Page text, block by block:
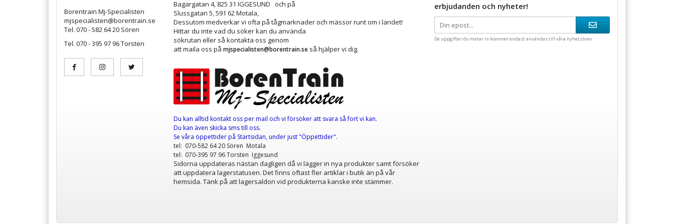
Borentrain Mj-Specialisten
mjspecialisten@borentrain.se
Tel. 070 - 582 64 20 Sören
Tel. 070 - 395 97 96 Torsten
Bagargatan 4, 825 31 IGGESUND och på
Slussgatan 5, 591 62 Motala,
Dessutom medverkar vi ofta på tågmarknader och mässor runt om i landet!
Hittar du inte vad du söker kan du använda
sökrutan eller så kontakta oss genom
att maila oss på mjspecialisten@borentrain.se så hjälper vi dig.
Du kan alltid kontakt oss per mail och vi försöker att svara så fort vi kan.
Du kan även skicka sms till oss.
Se våra öppettiderpå Startsidan, under just "Öppettider".
tel: 070-582 64 20 Sören Motala
tel: 070-395 97 96 Torsten Iggesund
Sidorna uppdateras nästan dagligen då vi lägger in nya produkter samt försöker
att uppdatera lagerstatusen. Det finns oftast fler artiklar i butik än på vår
hemsida. Tänk på att lagersaldon vid produkterna kanske inte stämmer.
erbjudanden och nyheter!
De uppgifter du matar in kommer endast användas till våra nyhetsbrev.